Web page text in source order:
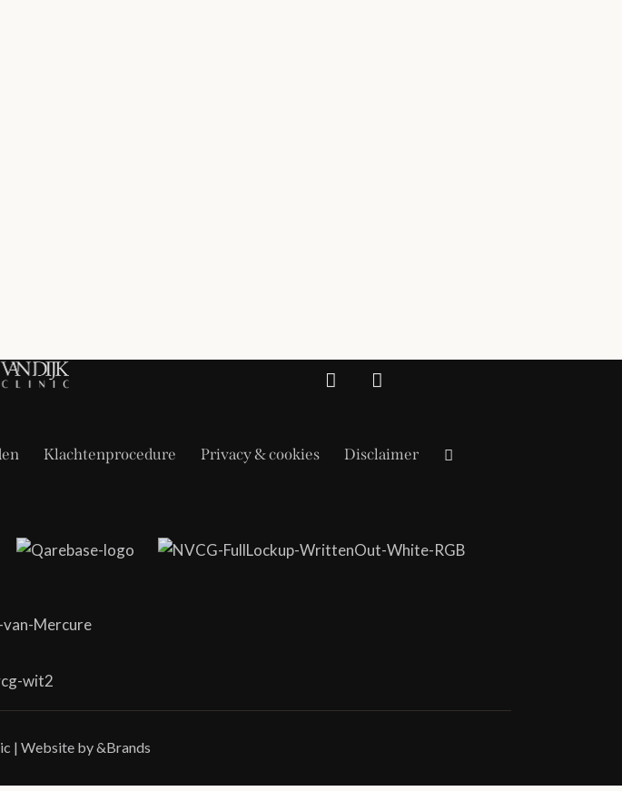
Klachtenprocedure Privacy & cookies Disclaimer
| Website by&Brands